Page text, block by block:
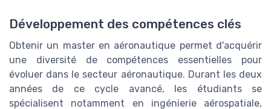
Développement des compétences clés
Obtenir un master en aéronautique permet d'acquérir
une diversité de compétences essentielles pour
évoluer dans le secteur aéronautique. Durant les deux
années de ce cycle avancé, les étudiants se
spécialisent notamment en ingénierie aérospatiale,